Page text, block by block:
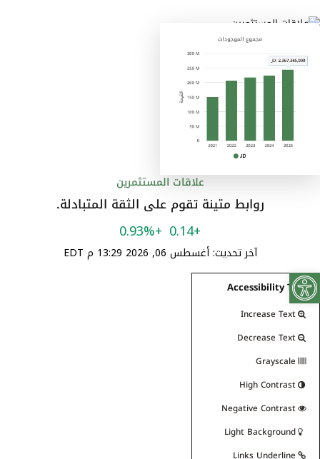
Open toolbar
Accessibility Tools
Increase Text
Decrease Text
Grayscale
High Contrast
Negative Contrast
Light Background
Links Underline
علاقات المستثمرين
روابط متينة تقوم على الثقة المتبادلة.